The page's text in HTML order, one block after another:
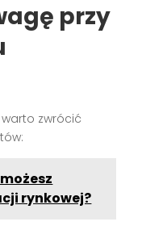
przy
warto zwrócić
rynkowej?